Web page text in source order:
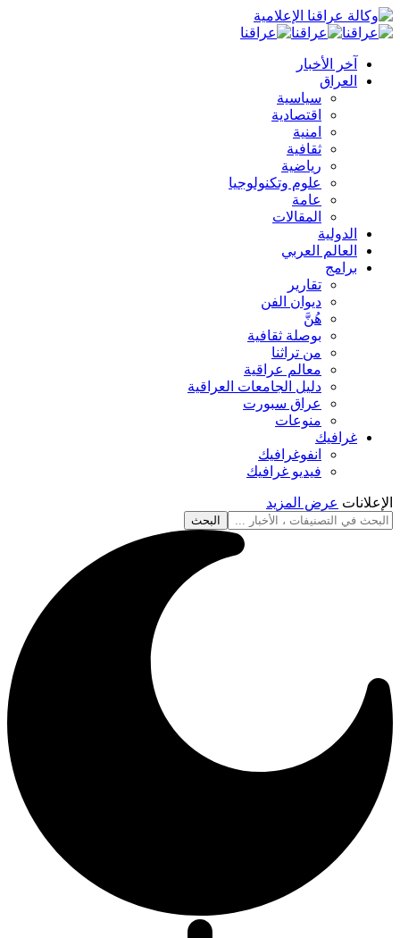
آخر الأخبار
العراق
سياسية
اقتصادية
امنية
ثقافية
رياضية
علوم وتكنولوجيا
عامة
المقالات
الدولية
العالم العربي
برامج
تقارير
ديوان الفن
هُنَّ
بوصلة ثقافية
من تراثنا
معالم عراقية
دليل الجامعات العراقية
عراق سبورت
منوعات
غرافيك
انفوغرافيك
فيديو غرافيك
الإعلانات عرض المزيد